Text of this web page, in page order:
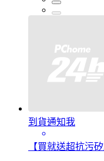
到貨通知我
【買就送超抗污